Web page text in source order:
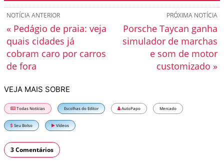
PRÓXIMA NOTÍCIA
Porsche Taycan ganha
simulador de marchas
e som de motor
customizado »
NOTÍCIA ANTERIOR
« Pedágio de praia: veja
quais cidades já
cobram caro por carros
de fora
VEJA MAIS SOBRE
Todas Notícias Escolhas do Editor AutoPapo Mercado
Seu Bolso Vídeos
3 Comentários